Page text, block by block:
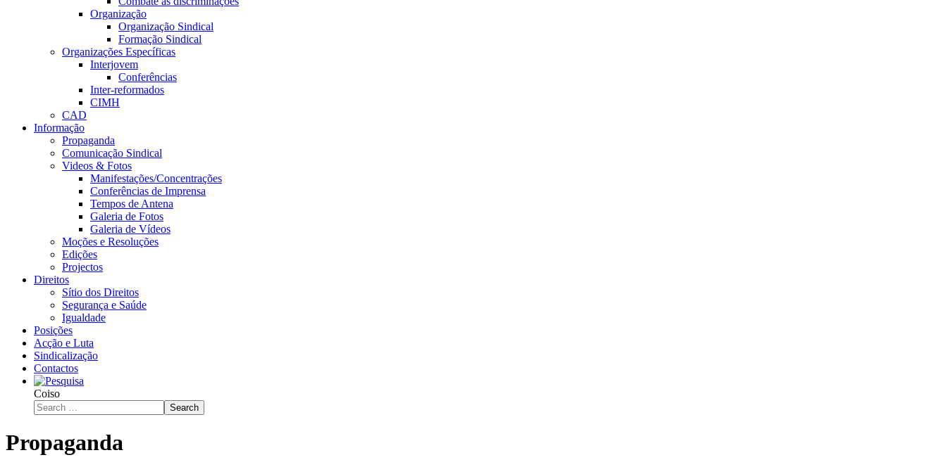
Organização
Organização Sindical
Formação Sindical
Organizações Específicas
Interjovem
Conferências
Inter-reformados
CIMH
CAD
Informação
Propaganda
Comunicação Sindical
Videos & Fotos
Manifestações/Concentrações
Conferências de Imprensa
Tempos de Antena
Galeria de Fotos
Galeria de Vídeos
Moções e Resoluções
Edições
Projectos
Direitos
Sítio dos Direitos
Segurança e Saúde
Igualdade
Posições
Acção e Luta
Sindicalização
Contactos
Coiso
Search
Propaganda